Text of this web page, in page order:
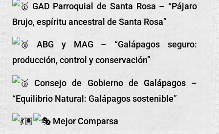
GAD Parroquial de Santa Rosa – “Pájaro
Brujo, espíritu ancestral de Santa Rosa”
ABG y MAG – “Galápagos seguro:
producción, control y conservación”
Consejo de Gobierno de Galápagos –
“Equilibrio Natural: Galápagos sostenible”
Mejor Comparsa